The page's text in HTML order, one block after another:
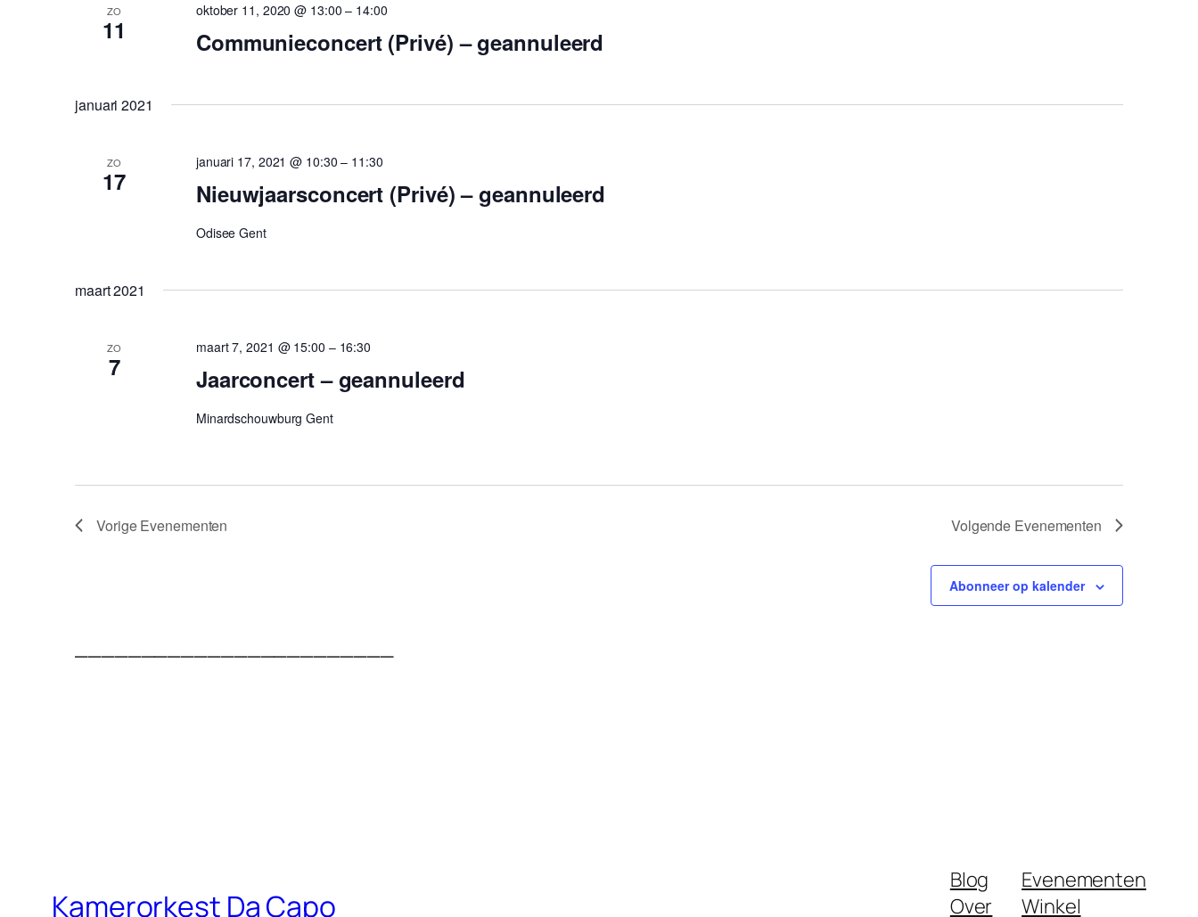
ZO
11
oktober 11, 2020 @ 13:00 – 14:00
Communieconcert (Privé) – geannuleerd
januari 2021
ZO
17
januari 17, 2021 @ 10:30 – 11:30
Nieuwjaarsconcert (Privé) – geannuleerd
Odisee Gent
maart 2021
ZO
7
maart 7, 2021 @ 15:00 – 16:30
Jaarconcert – geannuleerd
Minardschouwburg Gent
VorigeEvenementen Volgende Evenementen
Abonneer op kalender
Kamerorkest Da Capo
Blog
Over
Evenementen
Winkel